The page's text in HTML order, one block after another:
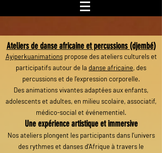
Ateliers de danse africaine et percussions (djembé)
Ayiperkuanimationspropose des ateliers culturels et
participatifs autour de la danse africaine, des
percussions et de l’expression corporelle.
Des animations vivantes adaptées aux enfants,
adolescents et adultes, en milieu scolaire, associatif,
médico-social et événementiel.
Une expérience artistique et immersive
Nos ateliers plongent les participants dans l’univers
des rythmes et danses d’Afrique à travers le